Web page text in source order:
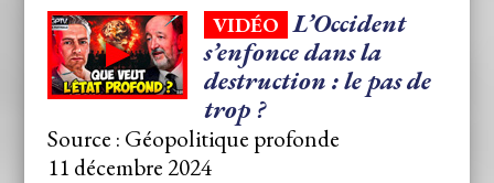
VIDÉO L’Occident
s’enfonce dans la
destruction : le pas de
trop ?
Source : Géopolitique profonde
11 décembre 2024